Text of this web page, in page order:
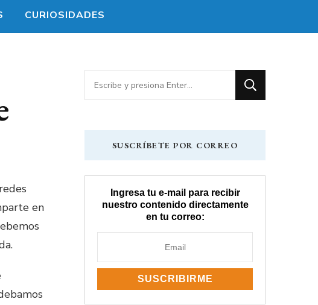
CURIOSIDADES
en
¿Buscas
algo?
SUSCRÍBETE POR CORREO
Ingresa tu e-mail para recibir
nuestro contenido directamente
en tu correo: